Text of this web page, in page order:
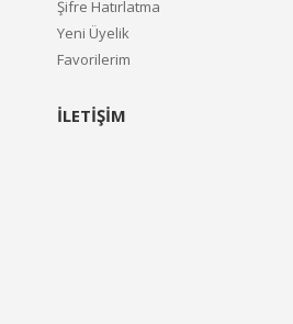
Şifre Hatırlatma
Yeni Üyelik
Favorilerim
İLETİŞİM